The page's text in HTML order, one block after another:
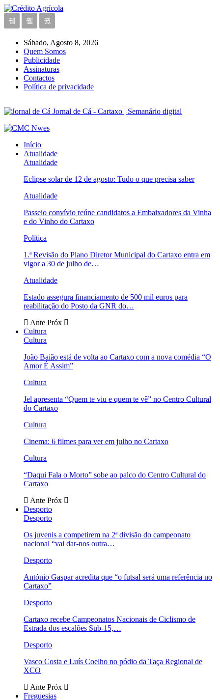
Sábado, Agosto 8, 2026
Quem Somos
Publicidade
Assinaturas
Contactos
Política de privacidade
Jornal de Cá - Cartaxo | Semanário digital
Início
Atualidade
Atualidade
Eclipse solar de 12 de agosto: Tudo o que precisa saber
Atualidade
Passeio convívio reúne candidatos a Embaixadores da Vinha
e do Vinho do Cartaxo
Política
1.ª Revisão do Plano Diretor Municipal do Cartaxo entra em
vigor a 30 de julho de…
Atualidade
Estado assegura financiamento de 500 mil euros para
reabilitação do Posto da GNR do…
Ante Próx
Cultura
Cultura
João Baião está de volta ao Cartaxo com a nova comédia “O
Amor É Assim”
Cultura
Jel apresenta “Quem te viu e quem te vê” no Centro Cultural
do Cartaxo
Cultura
Cinema: 6 filmes para ver em julho no Cartaxo
Cultura
“Daqui Fala o Morto” sobe ao palco do Centro Cultural do
Cartaxo
Ante Próx
Desporto
Desporto
Os juvenis a competirem na 2ª divisão do campeonato
nacional “vai dar-nos outra…
Desporto
António Gaspar acredita que “o futsal será uma referência no
Cartaxo”
Desporto
Cartaxo recebe Campeonatos Nacionais de Ciclismo de
Estrada dos escalões Sub-15,…
Desporto
Vasco Costa e Luís Coelho no pódio da Taça Regional de
XCO
Ante Próx
Freguesias